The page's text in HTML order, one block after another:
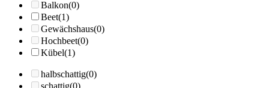
Balkon(0)
Beet(1)
Gewächshaus(0)
Hochbeet(0)
Kübel(1)
halbschattig(0)
schattig(0)